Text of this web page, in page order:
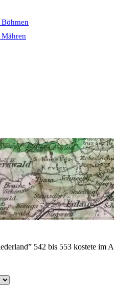
542 bis 553 kostete im